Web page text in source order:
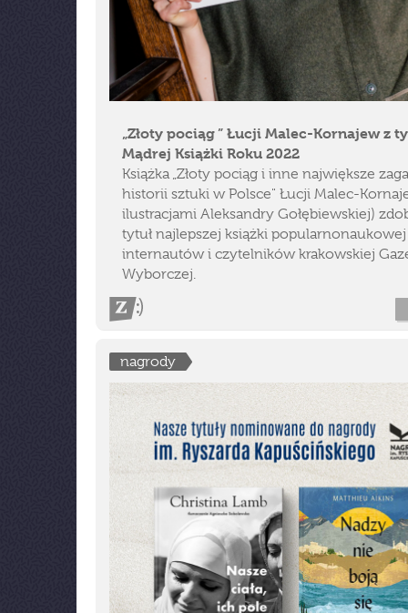
„Złoty pociąg ” Łucji Malec-Kornajew z
Mądrej Książki Roku 2022
Książka „Złoty pociąg i inne największe
historii sztuki w Polsce" Łucji Malec-
ilustracjami Aleksandry Gołębiewskiej)
tytuł najlepszej książki popularnonaukowej
internautów i czytelników krakowskiej
Wyborczej.
nagrody